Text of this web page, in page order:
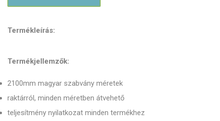
Termékleírás:
Termékjellemzők:
2100mm magyar szabvány méretek
raktárról, minden méretben átvehető
teljesítmény nyilatkozat minden termékhez